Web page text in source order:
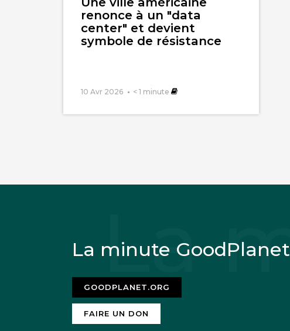
renonce à un "data
center" et devient
symbole de résistance
10 Avr 2026 < 1 minute
La minute GoodPlanet
GOODPLANET.ORG
FAIRE UN DON